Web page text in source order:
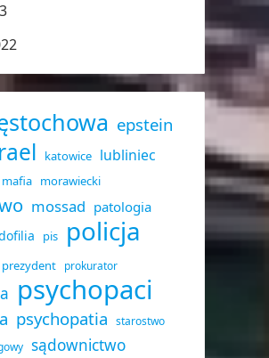
epstein
katowice lubliniec
mafia morawiecki
mossad patologia
pis policja
prezydent prokurator
psychopaci
psychopatia starostwo
sądownictwo